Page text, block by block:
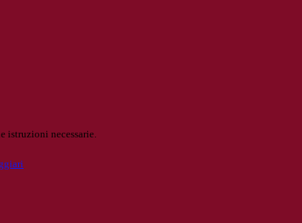
istruzioni necessarie.